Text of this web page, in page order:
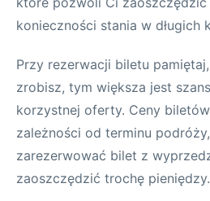
konieczności stania w długich
Przy rezerwacji biletu
zrobisz, tym większa jest
korzystnej oferty. Ceny
zależności od terminu
zarezerwować bilet z
zaoszczędzić trochę pieniędzy.